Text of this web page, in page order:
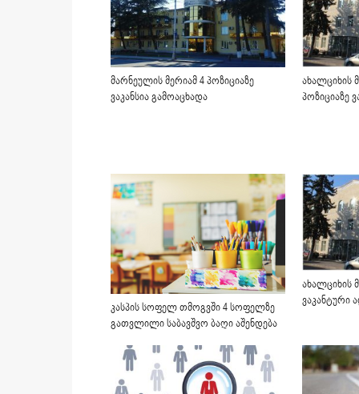
მარნეულის მერიამ 4 პოზიციაზე
ვაკანსია გამოაცხადა
ახალციხის
პოზიციაზე
კასპის სოფელ თმოგვში 4 სოფელზე
გათვლილი საბავშვო ბაღი აშენდება
ახალციხის
ვაკანტური